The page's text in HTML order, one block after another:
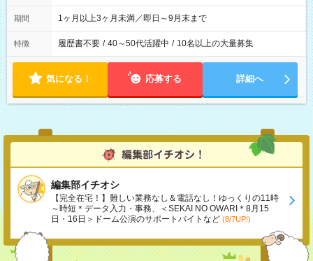
期間 1ヶ月以上3ヶ月未満／即日～9月末まで
特徴 履歴書不要 / 40～50代活躍中 / 10名以上の大量募集
気になる！ 応募する 詳細へ
編集部イチオシ
【完全在宅！】難しい業務なし＆電話なし！ゆっくりの11時
～時短＊データ入力・事務、＜SEKAI NO OWARI＊8月15
日・16日＞ドーム公演のサポートバイトなど (8/7UP!)